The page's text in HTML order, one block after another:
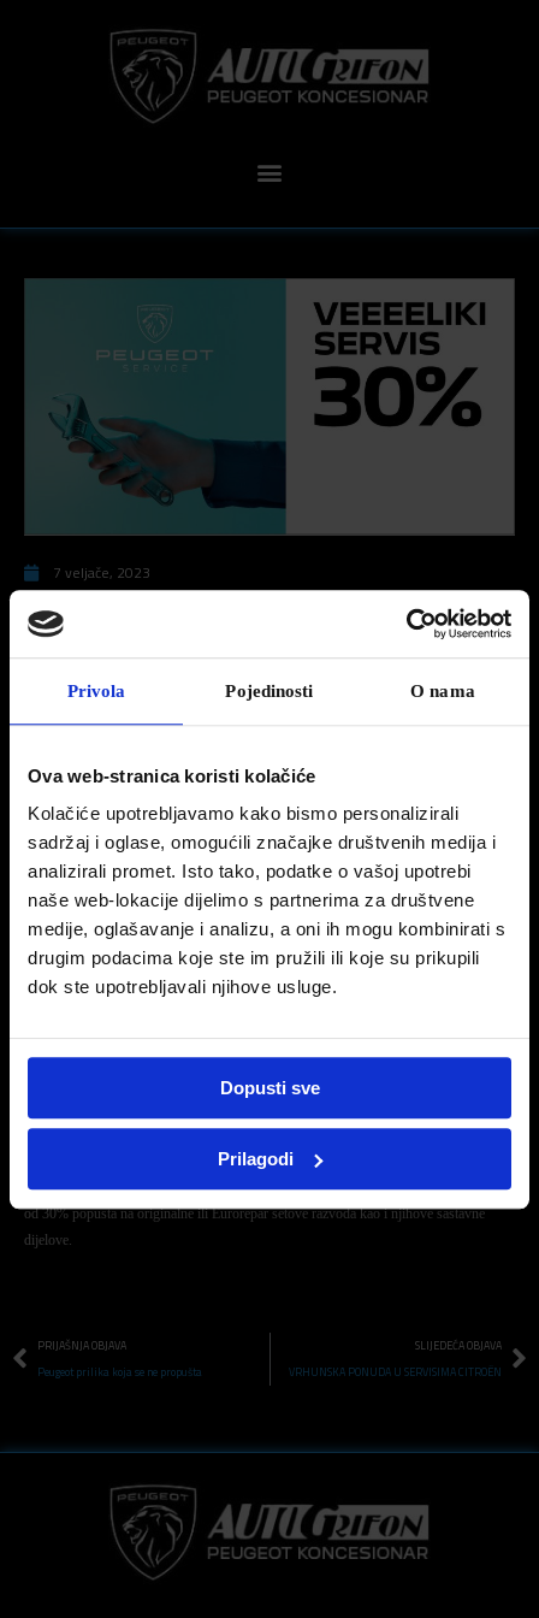
Privola Pojedinosti O nama
Ova web-stranica koristi kolačiće
Kolačiće upotrebljavamo kako bismo personalizirali
sadržaj i oglase, omogućili značajke društvenih medija i
analizirali promet. Isto tako, podatke o vašoj upotrebi
naše web-lokacije dijelimo s partnerima za društvene
medije, oglašavanje i analizu, a oni ih mogu kombinirati s
drugim podacima koje ste im pružili ili koje su prikupili
dok ste upotrebljavali njihove usluge.
Dopusti sve
Prilagodi
7 veljače, 2023
Peugeot VEEEELIKI servis
stručnost i profesionalnost mreže Peugeot servisa, članovi kluba vjernosti imaju
30% na set razvoda, remen razvoda, razno remenje i natezače, pumpu vode
Sastavni dijelovi seta razvoda trpe neprekidno opterećenje od strane motora i prirodno
je da se s povećanjem broja prijeđenih kilometara troše. Klimatski uvjeti također mogu
utjecati na prijevremenu istrošenost. Curenje pumpe vode i istjecanje rashladne
tekućine mogu značajno smanjiti životni vijek remena razvoda.
Zupčasti remen treba promijeniti u skladu s preporukama proizvođača te ovisno o
dovesti čak i do kvara motora.
KLUB VJERNOSTI PEUGEOT ZAUVIJEK Klub Vjernosti Peugeot Zauvijek je
kojima se omogućava povoljnije održavanje Peugeot vozila u mreži ovlaštenih servisa.
Redovito godišnje održavanje vozila osigurava dugovječnost, pouzdanost i sigurnost.
Za članove kluba stoga je omogućeno povoljnije redovno održavanje vozila te popust
od 30% popusta na originalne ili Eurorepar setove razvoda kao i njihove sastavne
dijelove.
PRIJAŠNJA OBJAVA
Peugeot prilika koja se ne propušta
SLIJEDEĆA OBJAVA
VRHUNSKA PONUDA U SERVISIMA CITROËN